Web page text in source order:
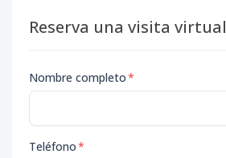
Reserva una visita virtual
Nombre completo*
Teléfono*